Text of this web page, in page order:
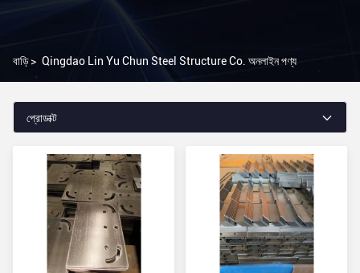
বাড়ি> Qingdao Lin Yu Chun Steel Structure Co. অনলাইন পণ্য
প্রোডাক্ট